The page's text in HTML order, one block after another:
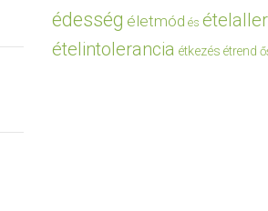
édesség életmód és
ételintolerancia étkezés étrend